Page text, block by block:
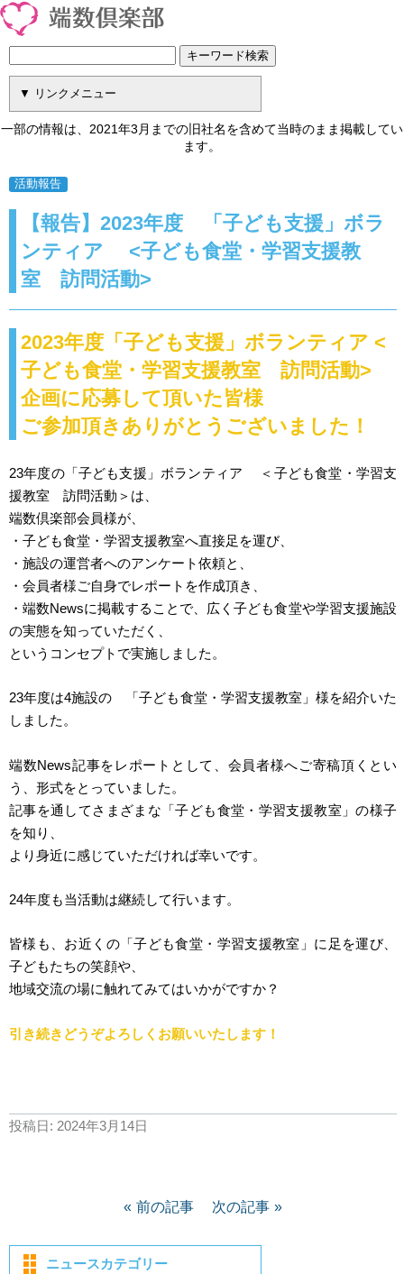
一部の情報は、2021年3月までの旧社名を含めて当時のまま掲載してい
ます。
活動報告
【報告】2023年度 「子ども支援」ボラ
ンティア <子ども食堂・学習支援教
室 訪問活動>
2023年度「子ども支援」ボランティア <
子ども食堂・学習支援教室 訪問活動>
企画に応募して頂いた皆様
ご参加頂きありがとうございました！
23年度の「子ども支援」ボランティア ＜子ども食堂・学習支
援教室 訪問活動＞は、
端数倶楽部会員様が、
・子ども食堂・学習支援教室へ直接足を運び、
・施設の運営者へのアンケート依頼と、
・会員者様ご自身でレポートを作成頂き、
・端数Newsに掲載することで、広く子ども食堂や学習支援施設
の実態を知っていただく、
というコンセプトで実施しました。
23年度は4施設の 「子ども食堂・学習支援教室」様を紹介いた
しました。
端数News記事をレポートとして、会員者様へご寄稿頂くとい
う、形式をとっていました。
記事を通してさまざまな「子ども食堂・学習支援教室」の様子
を知り、
より身近に感じていただければ幸いです。
24年度も当活動は継続して行います。
皆様も、お近くの「子ども食堂・学習支援教室」に足を運び、
子どもたちの笑顔や、
地域交流の場に触れてみてはいかがですか？
引き続きどうぞよろしくお願いいたします！
投稿日: 2024年3月14日
前の記事 次の記事
ニュースカテゴリー